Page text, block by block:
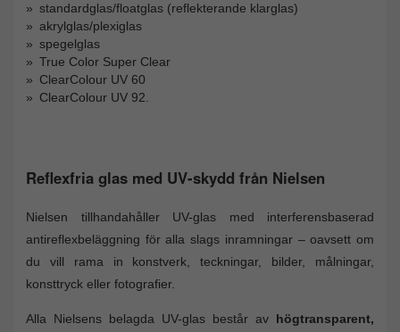
standardglas/floatglas (reflekterande klarglas)
akrylglas/plexiglas
spegelglas
True Color Super Clear
ClearColour UV 60
ClearColour UV 92.
Reflexfria glas med UV-skydd från Nielsen
Nielsen tillhandahåller UV-glas med interferensbaserad
antireflexbeläggning för alla slags inramningar – oavsett om
du vill rama in konstverk, teckningar, bilder, målningar,
konsttryck eller fotografier.
Alla Nielsens belagda UV-glas består av högtransparent,